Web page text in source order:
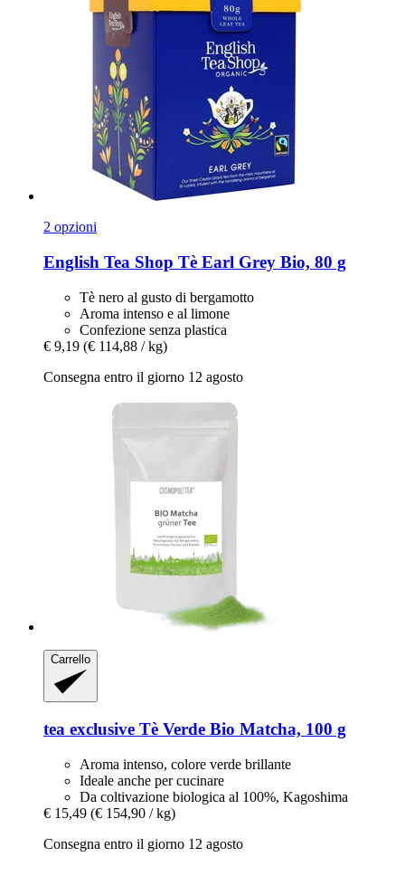
2 opzioni
English Tea Shop Tè Earl Grey Bio, 80 g
Tè nero al gusto di bergamotto
Aroma intenso e al limone
Confezione senza plastica
€ 9,19 (€ 114,88 / kg)
Consegna entro il giorno 12 agosto
Carrello
tea exclusive Tè Verde Bio Matcha, 100 g
Aroma intenso, colore verde brillante
Ideale anche per cucinare
Da coltivazione biologica al 100%, Kagoshima
€ 15,49 (€ 154,90 / kg)
Consegna entro il giorno 12 agosto